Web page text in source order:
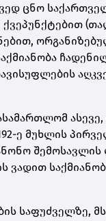
ცნო
ქვეპუნქტებით
ე მუხლის
ვადით
საფუძველზე,